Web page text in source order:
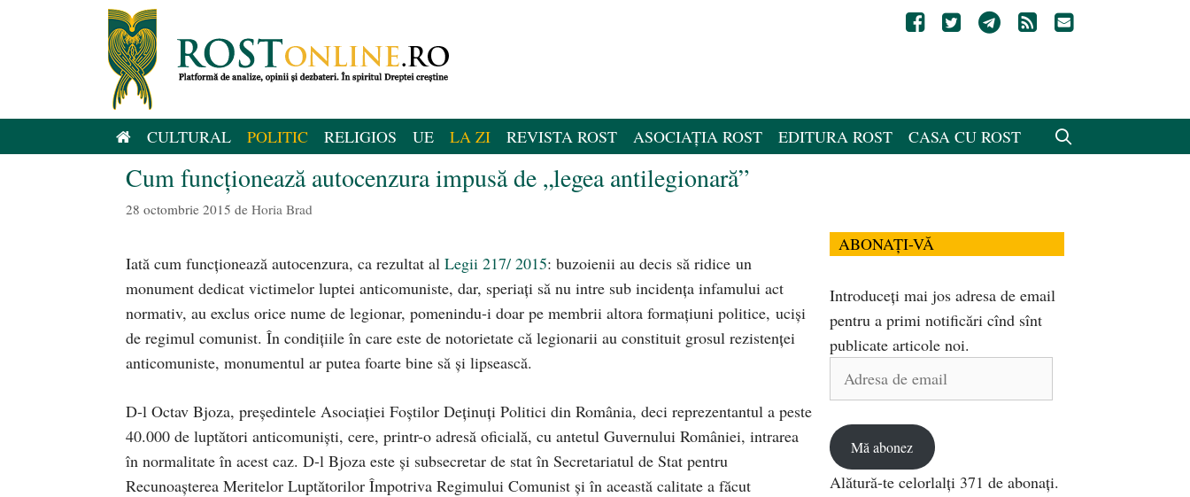
CULTURAL POLITIC RELIGIOS UE LA ZI REVISTA ROST ASOCIAȚIA ROST EDITURA ROST CASA CU ROST
Cum funcţionează autocenzura impusă de „legea antilegionară”
28 octombrie 2015 de Horia Brad
Iată cum funcţionează autocenzura, ca rezultat al Legii 217/ 2015: buzoienii au decis să ridice un
monument dedicat victimelor luptei anticomuniste, dar, speriaţi să nu intre sub incidenţa infamului act
normativ, au exclus orice nume de legionar, pomenindu-i doar pe membrii altora formaţiuni politice, ucişi
de regimul comunist. În condiţiile în care este de notorietate că legionarii au constituit grosul rezistenţei
anticomuniste, monumentul ar putea foarte bine să şi lipsească.
D-l Octav Bjoza, preşedintele Asociaţiei Foştilor Deţinuţi Politici din România, deci reprezentantul a peste
40.000 de luptători anticomunişti, cere, printr-o adresă oficială, cu antetul Guvernului României, intrarea
în normalitate în acest caz. D-l Bjoza este şi subsecretar de stat în Secretariatul de Stat pentru
Recunoaşterea Meritelor Luptătorilor Împotriva Regimului Comunist şi în această calitate a făcut
ABONAȚI-VĂ
Introduceți mai jos adresa de email
pentru a primi notificări cînd sînt
publicate articole noi.
Adresa
Mă abonez
Alătură-te celorlalți 371 de abonați.